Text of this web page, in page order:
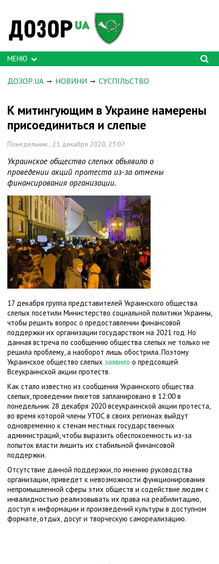
МЕНЮ
ДОЗОР.UA НОВИНИ СУСПІЛЬСТВО
К митингующим в Украине намерены
присоединиться и слепые
Понедельник , 21 декабря 2020, 23:07
Украинское общество слепых объявило о
проведении акций протеста из-за отмены
финансирования организации.
17 декабря группа представителей Украинского общества
слепых посетили Министерство социальной политики Украины,
чтобы решить вопрос о предоставлении финансовой
поддержки их организации государством на 2021 год. Но
данная встреча по сообщению общества слепых не только не
решила проблему, а наоборот лишь обострила. Поэтому
Украинское общество слепых заявило о предсоящей
Всеукраинской акции протеств.
Как стало известно из сообщения Украинского общества
слепых, проведении пикетов запланировано в 12:00 в
понедельник 28 декабря 2020 всеукраинской акции протеста,
во время которой члены УТОС в своих регионах выйдут
одновременно к стенам местных государственных
администраций, чтобы выразить обеспокоенность из-за
попыток власти лишить их стабильной финансовой
поддержки.
Отсутствие данной поддержки, по мнению руководства
организации, приведет к невозможности функционирования
непромышленной сферы этих обществ и содействие людям с
инвалидностью реализовывать их права на реабилитацию,
доступ к информации и произведений культуры в доступном
формате, отдых, досуг и творческую самореализацию.